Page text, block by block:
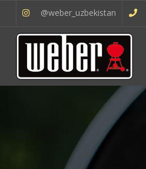
@weber_uzbekistan